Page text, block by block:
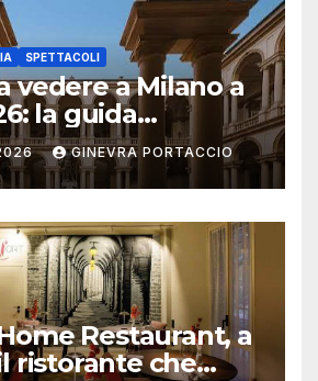
SPETTACOLI
vedere a Milano a
la guida
GINEVRA PORTACCIO
Restaurant, a
ristorante che